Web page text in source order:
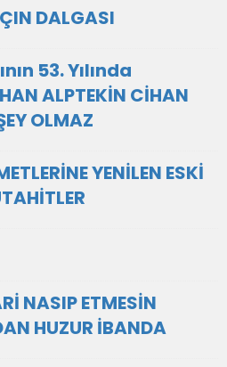
DALGASI
53. Yılında
ALPTEKİN CİHAN
OLMAZ
YENİLEN ESKİ
NASIP ETMESİN
HUZUR İBANDA